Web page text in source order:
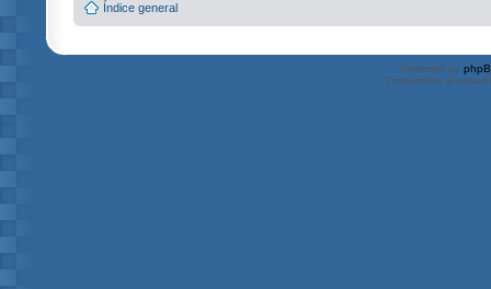
Índice general
Powered by
Traducción al